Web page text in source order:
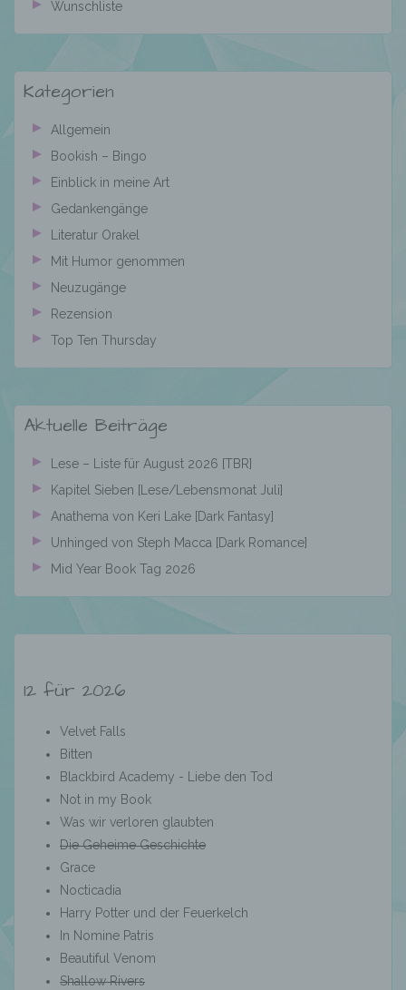
Wunschliste
Kategorien
Allgemein
Bookish – Bingo
Einblick in meine Art
Gedankengänge
Literatur Orakel
Mit Humor genommen
Neuzugänge
Rezension
Top Ten Thursday
Aktuelle Beiträge
Lese – Liste für August 2026 [TBR]
Kapitel Sieben [Lese/Lebensmonat Juli]
Anathema von Keri Lake [Dark Fantasy]
Unhinged von Steph Macca [Dark Romance]
Mid Year Book Tag 2026
12 für 2026
Velvet Falls
Bitten
Blackbird Academy - Liebe den Tod
Not in my Book
Was wir verloren glaubten
Die Geheime Geschichte
Grace
Nocticadia
Harry Potter und der Feuerkelch
In Nomine Patris
Beautiful Venom
Shallow Rivers
offengelegt werden, unabhängig davon, ob
nicht. Behörden, die im Rahmen eines
bestimmten Untersuchungsauftrags nach
Mitgliedstaaten möglicherweise
jedoch nicht als Empfänger.
Dritter ist eine natürliche oder juristische
Person, Behörde, Einrichtung oder andere
Stelle außer der betroffenen Person, dem
Verantwortlichen, dem Auftragsverarbeiter
und den Personen, die unter der
unmittelbaren Verantwortung des
Auftragsverarbeiters befugt sind, die
personenbezogenen Daten zu verarbeiten.
k) Einwilligung
Einwilligung ist jede von der betroffenen
Person freiwillig für den bestimmten Fall in
informierter Weise und unmissverständlich
abgegebene Willensbekundung in Form
eindeutigen bestätigenden Handlung, mit der
personenbezogenen Daten einverstanden
Name und Anschrift des für die Verarbeitung
Verantwortlicher im Sinne der Datenschutz-
Grundverordnung, sonstiger in den Mitgliedstaaten
Datenschutzgesetze und anderer Bestimmungen
mit datenschutzrechtlichem Charakter ist die:
Mandy König, Spandauer Damm 82, 14059 Berlin,
Deutschland,